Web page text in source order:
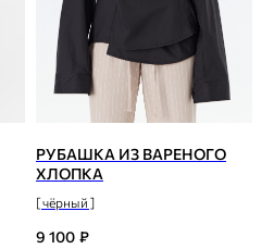
РУБАШКА ИЗ ВАРЕНОГО
ХЛОПКА
[ чёрный ]
9 100 ₽